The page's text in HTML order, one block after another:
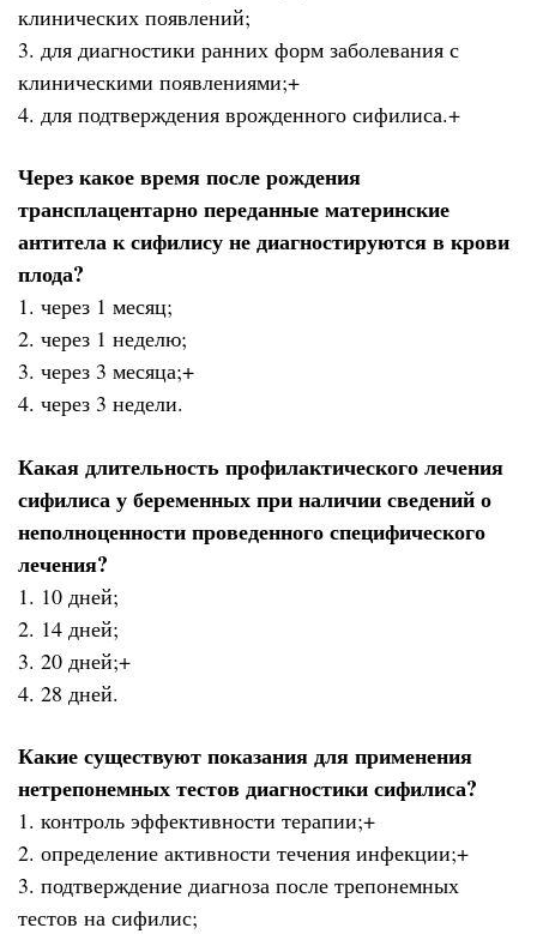
клинических появлений;
3. для диагностики ранних форм заболевания с
клиническими появлениями;+
4. для подтверждения врожденного сифилиса.+
Через какое время после рождения
трансплацентарно переданные материнские
антитела к сифилису не диагностируются в крови
плода?
1. через 1 месяц;
2. через 1 неделю;
3. через 3 месяца;+
4. через 3 недели.
Какая длительность профилактического лечения
сифилиса у беременных при наличии сведений о
неполноценности проведенного специфического
лечения?
1. 10 дней;
2. 14 дней;
3. 20 дней;+
4. 28 дней.
Какие существуют показания для применения
нетрепонемных тестов диагностики сифилиса?
1. контроль эффективности терапии;+
2. определение активности течения инфекции;+
3. подтверждение диагноза после трепонемных
тестов на сифилис;